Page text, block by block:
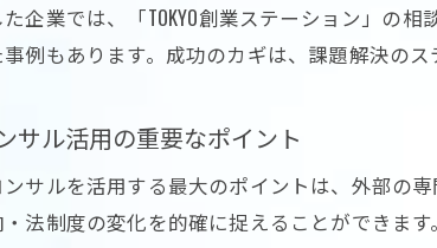
コンサルティングで
コンサルティン
東京都の企業がコ
コンサルティン
コンサルが示す東
企業では、「TOKYO創業ステーション」の
例もあります。成功のカギは、課題解決の
サル活用の重要なポイント
サルを活用する最大のポイントは、外部の
法制度の変化を的確に捉えることができます。